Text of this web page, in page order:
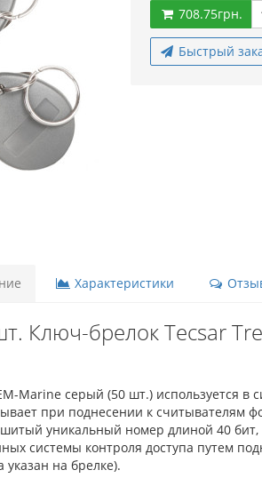
708.75грн.
Быстрый
Характеристики
Ключ-брелок Tecsar
Marine серый (50 шт.) используется в
при поднесении к считывателям
уникальный номер длиной 40 бит,
системы контроля доступа путем
указан на брелке).